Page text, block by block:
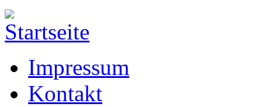
Impressum
Kontakt